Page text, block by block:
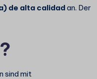
de alta calidadan. Der
sind mit